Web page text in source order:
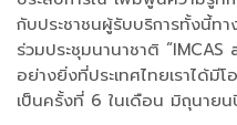
กับประชาชนผู้รับบริการทั้งนี้ท
ร่วมประชุมนานาชาติ “IMCAS
อย่างยิ่งที่ประเทศไทยเราได้มี
เป็นครั้งที่ 6 ในเดือน มิถุนาย